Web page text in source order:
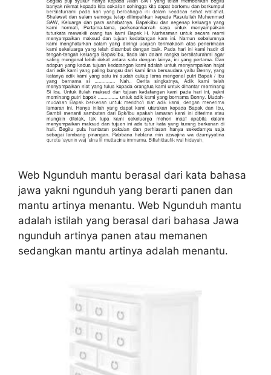
Web Ngunduh mantu berasal dari kata bahasa
jawa yakni ngunduh yang berarti panen dan
mantu artinya menantu. Web Ngunduh mantu
adalah istilah yang berasal dari bahasa Jawa
ngunduh artinya panen atau memanen
sedangkan mantu artinya adalah menantu.